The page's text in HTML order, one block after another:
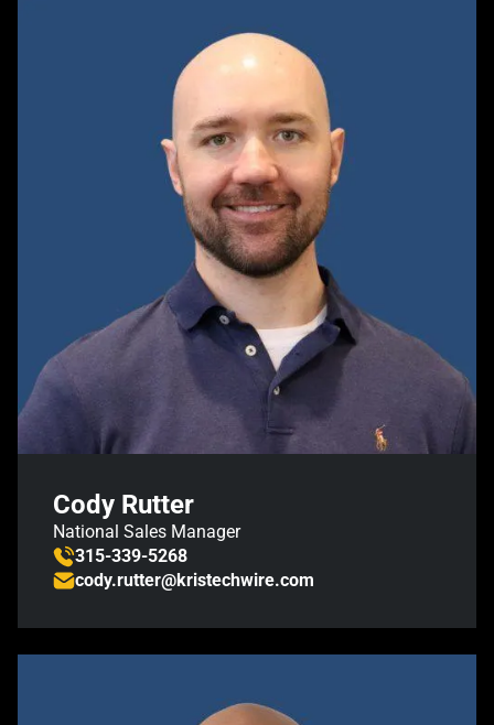
Cody Rutter
National Sales Manager
315-339-5268
cody.rutter@kristechwire.com